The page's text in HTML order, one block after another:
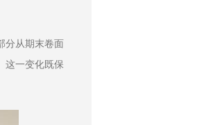
分从期末卷面
这一变化既保